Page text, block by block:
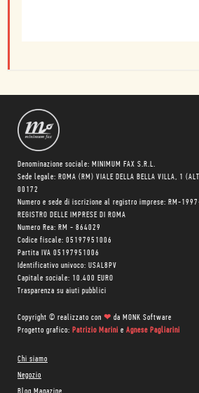
Denominazione sociale: MINIMUM FAX S.R.L.
Sede legale: ROMA (RM) VIALE DELLA BELLA VILLA, 1
00172
Numero e sede di iscrizione al registro imprese: RM-
REGISTRO DELLE IMPRESE DI ROMA
Numero Rea: RM - 864029
Codice fiscale: 05197951006
Partita IVA 05197951006
Identificativo univoco: USAL8PV
Capitale sociale: 10.400 EURO
Trasparenza su aiuti pubblici
Copyright © realizzato con ❤ da MONK Software
Progetto grafico: Patrizio Marini e Agnese Pagliarini
Chi siamo
Negozio